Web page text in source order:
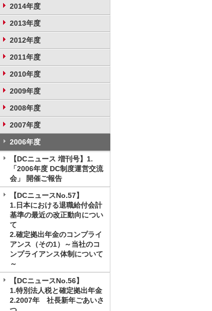
2014年度
2013年度
2012年度
2011年度
2010年度
2009年度
2008年度
2007年度
2006年度
【DCニュース 増刊号】1.
「2006年度 DC制度運営交流
会」 開催ご報告
【DCニュースNo.57】
1.日本における退職給付会計
基準の最近の改正動向につい
て
2.確定拠出年金のコンプライ
アンス（その1）～当社のコ
ンプライアンス体制について
～
【DCニュースNo.56】
1.特別法人税と確定拠出年金
2.2007年 社長新年ごあいさ